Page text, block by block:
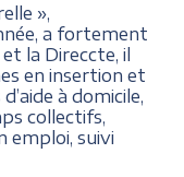
»,
a fortement
la Direccte, il
en insertion et
à domicile,
collectifs,
emploi, suivi